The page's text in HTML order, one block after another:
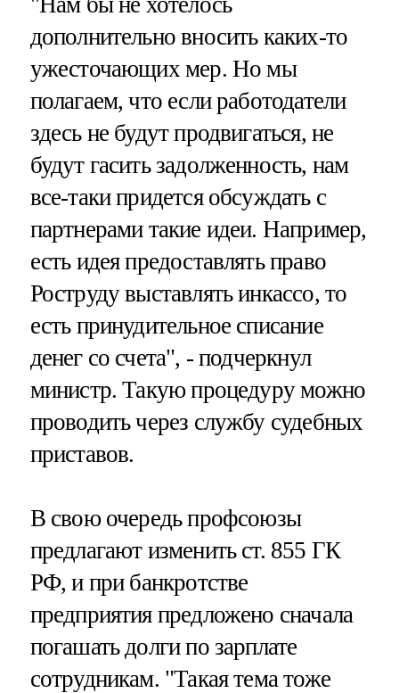
дополнительно вносить каких-то
ужесточающих мер. Но мы
полагаем, что если работодатели
здесь не будут продвигаться, не
будут гасить задолженность, нам
все-таки придется обсуждать с
партнерами такие идеи. Например,
есть идея предоставлять право
Роструду выставлять инкассо, то
есть принудительное списание
денег со счета", - подчеркнул
министр. Такую процедуру можно
проводить через службу судебных
приставов.
В свою очередь профсоюзы
предлагают изменить ст. 855 ГК
РФ, и при банкротстве
предприятия предложено сначала
погашать долги по зарплате
сотрудникам. "Такая тема тоже